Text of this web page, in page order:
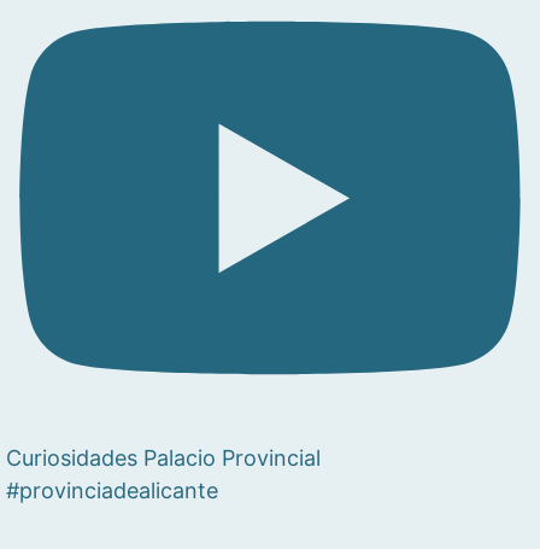
Curiosidades Palacio Provincial
#provinciadealicante